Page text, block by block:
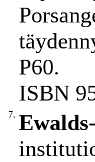
P60.
ISBN
7.